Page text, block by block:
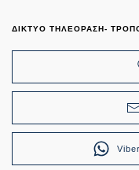
ΔΙΚΤΥΟ ΤΗΛΕΟΡΑΣΗ-